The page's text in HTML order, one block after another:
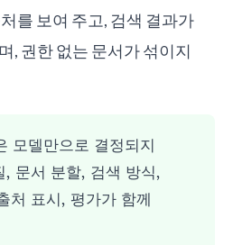
를 보여 주고, 검색 결과가
, 권한 없는 문서가 섞이지
모델만으로 결정되지
문서 분할, 검색 방식,
처 표시, 평가가 함께